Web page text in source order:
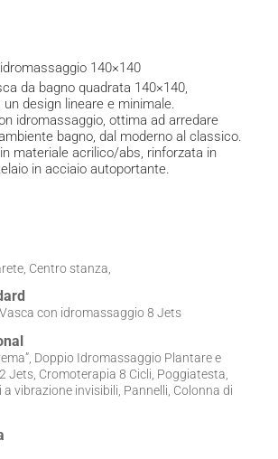
140×140
da bagno quadrata 140×140,
design lineare e minimale.
idromassaggio, ottima ad arredare
bagno, dal moderno al classico.
materiale acrilico/abs, rinforzata in
in acciaio autoportante.
Centro stanza,
con idromassaggio 8 Jets
Doppio Idromassaggio Plantare e
Jets, Cromoterapia 8 Cicli, Poggiatesta,
vibrazione invisibili, Pannelli, Colonna di